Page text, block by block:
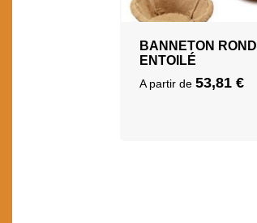
BANNETON ROND
ENTOILÉ
A partir de 53,81 €